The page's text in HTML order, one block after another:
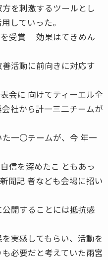
を刺激するツールとし
していった。
を受賞 効果はてきめん
活動に前向きに対応す
会に 向けてティーエル全
社から計一三二チームが
一〇チームが、今 年一
信を深めたこ ともあっ
聞記 者なども会場に招い
開することには抵抗感
実感してもらい、活動を
必要だと考えていた雨宮